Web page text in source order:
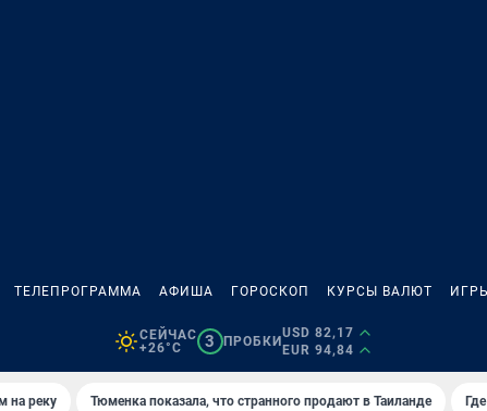
ТЕЛЕПРОГРАММА АФИША ГОРОСКОП КУРСЫ ВАЛЮТ
СЕЙЧАС
+26°C
3 ПРОБКИ
USD 82,17
EUR 94,84
на реку Тюменка показала, что странного продают в Таиланде